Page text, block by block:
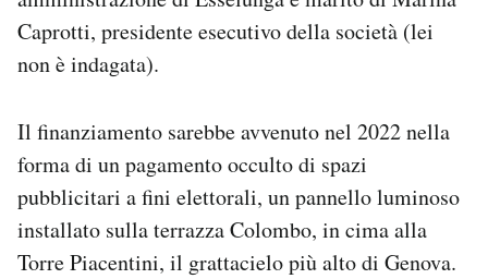
Caprotti, presidente esecutivo della società (lei
non è indagata).
Il finanziamento sarebbe avvenuto nel 2022 nella
forma di un pagamento occulto di spazi
pubblicitari a fini elettorali, un pannello luminoso
installato sulla terrazza Colombo, in cima alla
Torre Piacentini, il grattacielo più alto di Genova.